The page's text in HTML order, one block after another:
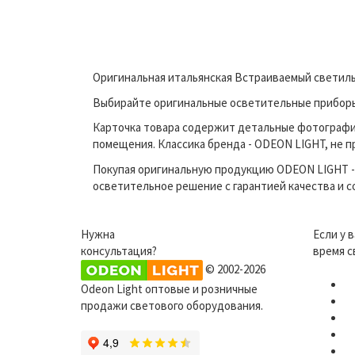
Оригинальная итальянская Встраиваемый
Выбирайте оригинальные осветительные
Карточка товара содержит детальные
помещения. Классика бренда - ODEON LIGHT, не
Покупая оригинальную продукцию ODEON
осветительное решение с гарантией качества и
Нужна
консультация?
Если у
время
© 2002-2026
Odeon Light оптовые и розничные
продажи светового оборудования.